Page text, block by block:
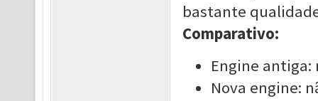
bastante
Comparativo:
Engine
Nova engine: